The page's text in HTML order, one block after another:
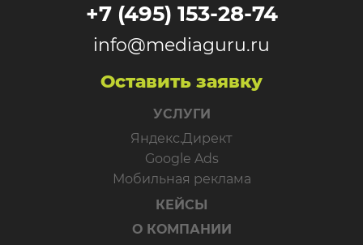
+7 (495) 153-28-74
info@mediaguru.ru
Оставить заявку
УСЛУГИ
Яндекс.Директ
Google Ads
Мобильная реклама
КЕЙСЫ
О КОМПАНИИ